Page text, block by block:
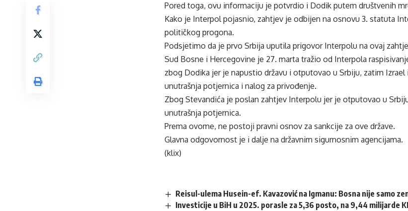
Pored toga, ovu informaciju je potvrdio i Dodik putem društvenih
Kako je Interpol pojasnio, zahtjev je odbijen na osnovu 3. statuta
političkog progona.
Podsjetimo da je prvo Srbija uputila prigovor Interpolu na ovaj
Sud Bosne i Hercegovine je 27. marta tražio od Interpola
zbog Dodika jer je napustio državu i otputovao u Srbiju, zatim Izrael
unutrašnja potjernica i nalog za privođenje.
Zbog Stevandića je poslan zahtjev Interpolu jer je otputovao u
unutrašnja potjernica.
Prema ovome, ne postoji pravni osnov za sankcije za ove države.
Glavna odgovornost je i dalje na državnim sigurnosnim agencijama.
(klix)
Reisul-ulema Husein-ef. Kavazović na Igmanu: Bosna nije samo
Investicije u BiH u 2025. porasle za 5,36 posto, na 9,44 milijarde